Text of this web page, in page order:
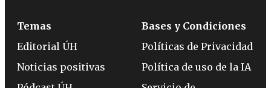
Temas
Editorial ÚH
Noticias positivas
Bases y Condiciones
Políticas de Privacidad
Política de uso de la IA